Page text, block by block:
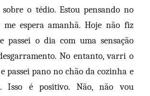
o tédio. Estou pensando no
espera amanhã. Hoje não fiz
passei o dia com uma sensação
No entanto, varri o
passei pano no chão da cozinha e
Isso é positivo. Não, não vou